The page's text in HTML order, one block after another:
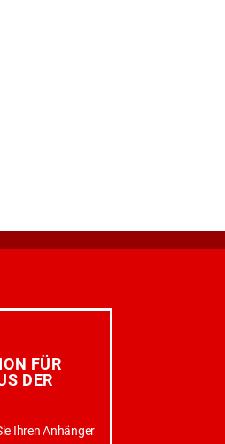
FÜR
DER
Ihren Anhänger